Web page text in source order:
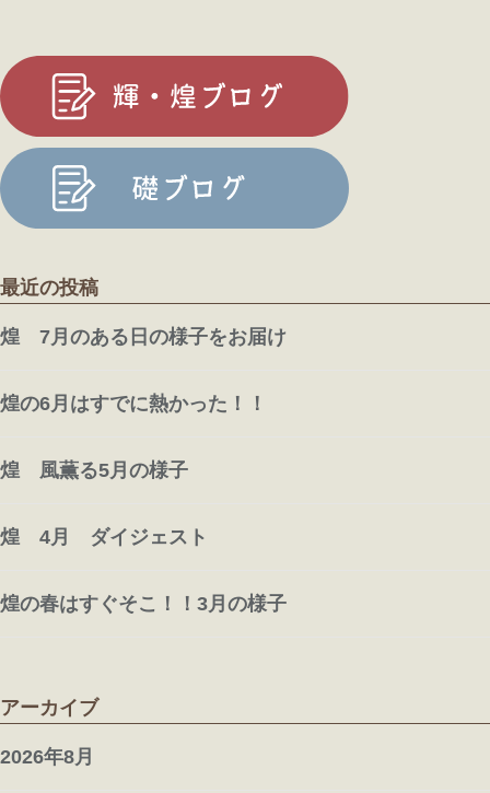
「ここ折るんか？」
などとワイワイ
こんな感じであっという間に完成しました
まだまだ暑いですが秋の味覚ですね
最近の投稿
煌 7月のある日の様子をお届け
煌の6月はすでに熱かった！！
煌 風薫る5月の様子
煌 4月 ダイジェスト
煌の春はすぐそこ！！3月の様子
アーカイブ
2026年8月